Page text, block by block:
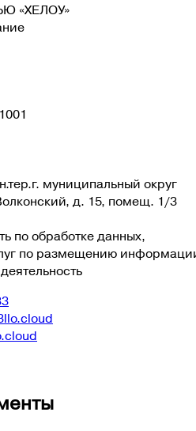
«ХЕЛОУ»
муниципальный округ
д. 15, помещ. 1/3
по обработке данных,
по размещению